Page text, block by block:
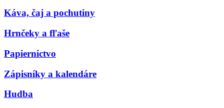
Káva, čaj a pochutiny
Hrnčeky a fľaše
Papiernictvo
Zápisníky a kalendáre
Hudba